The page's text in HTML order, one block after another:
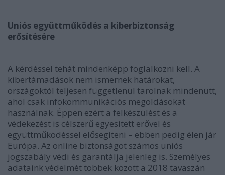
Uniós együttműködés a kiberbiztonság
erősítésére
A kérdéssel tehát mindenképp foglalkozni kell. A
kibertámadások nem ismernek határokat,
országoktól teljesen függetlenül tarolnak mindenütt,
ahol csak infokommunikációs megoldásokat
használnak. Éppen ezért a felkészülést és a
védekezést is célszerű egyesített erővel és
együttműködéssel elősegíteni – ebben pedig élen jár
Európa. Az online biztonságot számos uniós
jogszabály védi és garantálja jelenleg is. Személyes
adataink védelmét többek között a 2018 tavaszán